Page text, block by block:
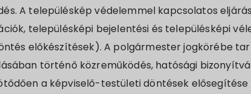
A településkép védelemmel kapcsolatos
településképi bejelentési és településképi
előkészítések). A polgármester jogkörébe
történő közreműködés, hatósági
a képviselő-testületi döntések